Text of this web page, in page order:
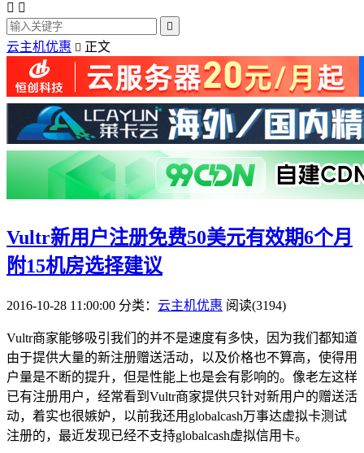
 

云主机优惠  正文
Vultr新用户注册免费50美元有效期6个月
附15机房选择建议
2016-10-28 11:00:00 分类： 云主机优惠 阅读(3194)
Vultr商家能够吸引我们的并不是速度有多快，因为我们都知道
由于提供大量的新注册赠送活动，以及价格也不算高，使得用
户量是不断的提升，但是性能上也是会有影响的。像老左这样
已有注册用户，经常看到Vultr商家提供只针对新用户的赠送活
动，着实也很嫉妒，以前我还用globalcash万事达虚拟卡测试
注册的，最近发现已经不支持globalcash虚拟信用卡。